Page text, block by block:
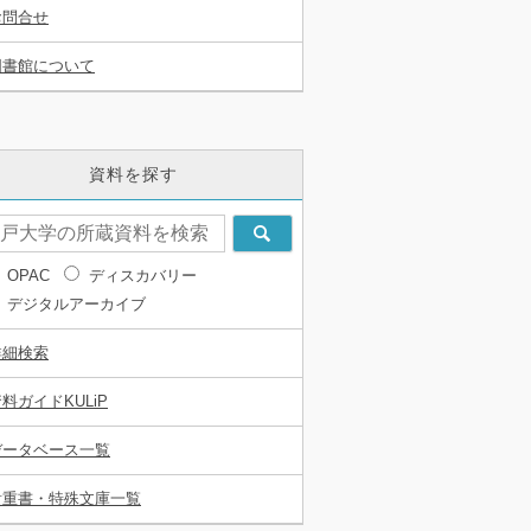
合せ
館について
資料を探す
OPAC
ディスカバリー
デジタルアーカイブ
検索
ガイドKULiP
タベース一覧
書・特殊文庫一覧